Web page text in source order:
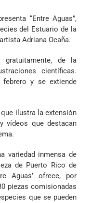
“Entre Aguas”,
del Estuario de la
Adriana Ocaña.
gratuitamente, de la
científicas.
y se extiende
que ilustra la extensión
vídeos que destacan
variedad inmensa de
de Puerto Rico de
Aguas’ ofrece, por
piezas comisionadas
que se pueden